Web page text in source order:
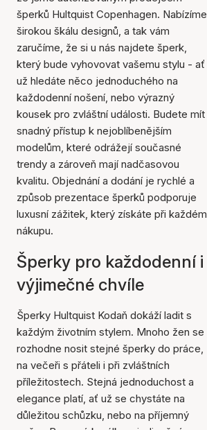
šperků Hultquist Copenhagen. Nabízíme
širokou škálu designů, a tak vám
zaručíme, že si u nás najdete šperk,
který bude vyhovovat vašemu stylu - ať
už hledáte něco jednoduchého na
každodenní nošení, nebo výrazný
kousek pro zvláštní události. Budete mít
snadný přístup k nejoblíbenějším
modelům, které odrážejí současné
trendy a zároveň mají nadčasovou
kvalitu. Objednání a dodání je rychlé a
způsob prezentace šperků podporuje
luxusní zážitek, který získáte při každém
nákupu.
Šperky pro každodenní i
výjimečné chvíle
Šperky Hultquist Kodaň dokáží ladit s
každým životním stylem. Mnoho žen se
rozhodne nosit stejné šperky do práce,
na večeři s přáteli i při zvláštních
příležitostech. Stejná jednoduchost a
elegance platí, ať už se chystáte na
důležitou schůzku, nebo na příjemný